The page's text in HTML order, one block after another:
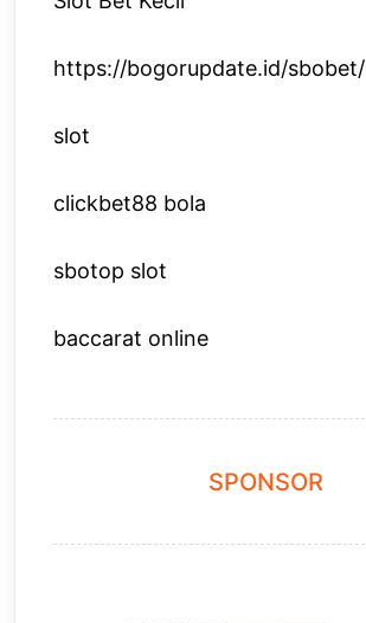
https://bogorupdate.id/sbobet/
slot
clickbet88 bola
sbotop slot
baccarat online
SPONSOR